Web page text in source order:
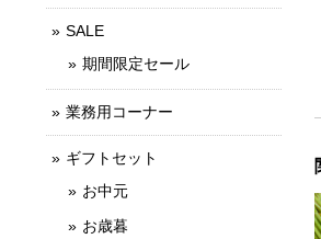
SALE
期間限定セール
業務用コーナー
ギフトセット
お中元
お歳暮